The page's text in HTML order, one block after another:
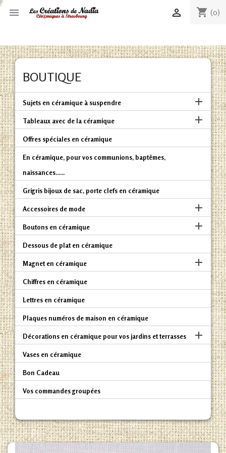
 shopping_cart (0)

BOUTIQUE
Sujets en céramique à suspendre 
Tableaux avec de la céramique 
Offres spéciales en céramique
En céramique, pour vos communions, baptêmes,
naissances......
Grigris bijoux de sac, porte clefs en céramique
Accessoires de mode 
Boutons en céramique 
Dessous de plat en céramique
Magnet en céramique 
Chiffres en céramique
Lettres en céramique
Plaques numéros de maison en céramique
Décorations en céramique pour vos jardins et terrasses 
Vases en céramique
Bon Cadeau
Vos commandes groupées